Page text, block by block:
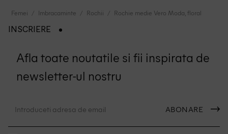
Femei Imbracaminte Rochii Rochie medie Vero Moda, floral
INSCRIERE
Afla toate noutatile si fii inspirata de
newsletter-ul nostru
ABONARE